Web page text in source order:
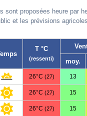
sont proposées heure par
et les prévisions
T °C
(ressenti) moy.
26°C (27) 13
26°C (27) 15
26°C (27) 15